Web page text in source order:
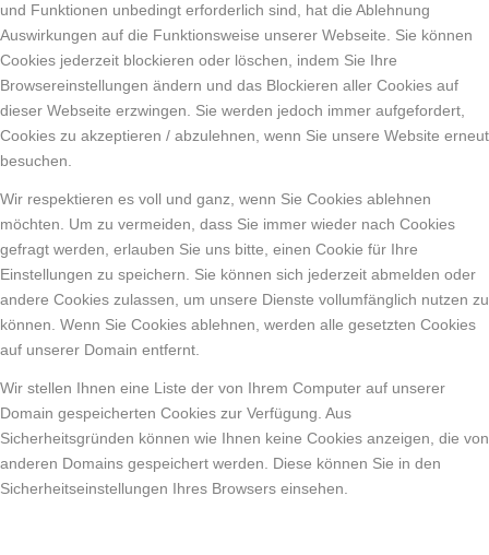
und Funktionen unbedingt erforderlich sind, hat die Ablehnung
Auswirkungen auf die Funktionsweise unserer Webseite. Sie können
Cookies jederzeit blockieren oder löschen, indem Sie Ihre
Browsereinstellungen ändern und das Blockieren aller Cookies auf
dieser Webseite erzwingen. Sie werden jedoch immer aufgefordert,
Cookies zu akzeptieren / abzulehnen, wenn Sie unsere Website erneut
besuchen.
Wir respektieren es voll und ganz, wenn Sie Cookies ablehnen
möchten. Um zu vermeiden, dass Sie immer wieder nach Cookies
gefragt werden, erlauben Sie uns bitte, einen Cookie für Ihre
Einstellungen zu speichern. Sie können sich jederzeit abmelden oder
andere Cookies zulassen, um unsere Dienste vollumfänglich nutzen zu
können. Wenn Sie Cookies ablehnen, werden alle gesetzten Cookies
auf unserer Domain entfernt.
Wir stellen Ihnen eine Liste der von Ihrem Computer auf unserer
Domain gespeicherten Cookies zur Verfügung. Aus
Sicherheitsgründen können wie Ihnen keine Cookies anzeigen, die von
anderen Domains gespeichert werden. Diese können Sie in den
Sicherheitseinstellungen Ihres Browsers einsehen.